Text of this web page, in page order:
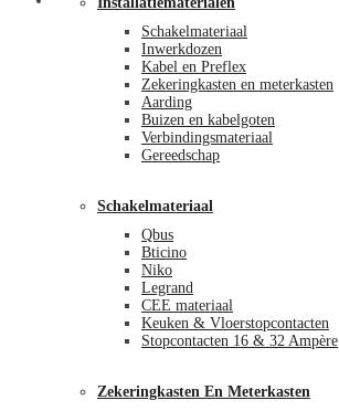
Schakelmateriaal
Inwerkdozen
Kabel en Preflex
Zekeringkasten en meterkasten
Aarding
Buizen en kabelgoten
Verbindingsmateriaal
Gereedschap
Schakelmateriaal
Qbus
Bticino
Niko
Legrand
CEE materiaal
Keuken & Vloerstopcontacten
Stopcontacten 16 & 32 Ampère
Zekeringkasten En Meterkasten